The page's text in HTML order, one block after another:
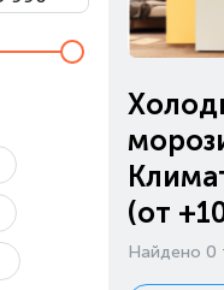
(от
Найдено 0